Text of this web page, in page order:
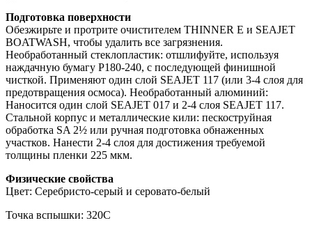
Подготовка поверхности
Обезжирьте и протрите очистителем THINNER E и SEAJET
BOATWASH, чтобы удалить все загрязнения.
Необработанный стеклопластик: отшлифуйте, используя
наждачную бумагу P180-240, с последующей финишной
чисткой. Применяют один слой SEAJET 117 (или 3-4 слоя для
предотвращения осмоса). Необработанный алюминий:
Наносится один слой SEAJET 017 и 2-4 слоя SEAJET 117.
Стальной корпус и металлические кили: пескоструйная
обработка SA 2½ или ручная подготовка обнаженных
участков. Нанести 2-4 слоя для достижения требуемой
толщины пленки 225 мкм.
Физические свойства
Цвет: Серебристо-серый и серовато-белый
Точка вспышки: 320С